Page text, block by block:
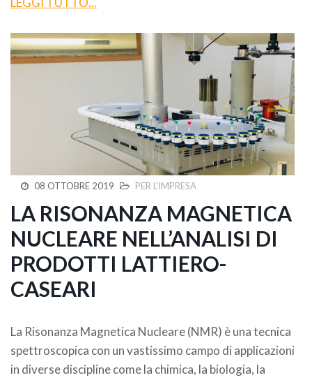
08 OTTOBRE 2019 PER L'IMPRESA
LA RISONANZA MAGNETICA
NUCLEARE NELL’ANALISI DI
PRODOTTI LATTIERO-
CASEARI
La Risonanza Magnetica Nucleare (NMR) è una tecnica
spettroscopica con un vastissimo campo di applicazioni
in diverse discipline come la chimica, la biologia, la